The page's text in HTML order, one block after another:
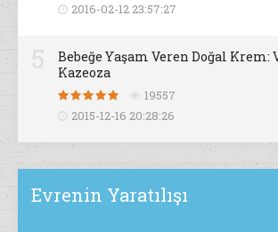
2016-02-12 23:57:27
Bebeğe Yaşam Veren Doğal Krem:
Kazeoza
19557
2015-12-16 20:28:26
Evrenin Yaratılışı